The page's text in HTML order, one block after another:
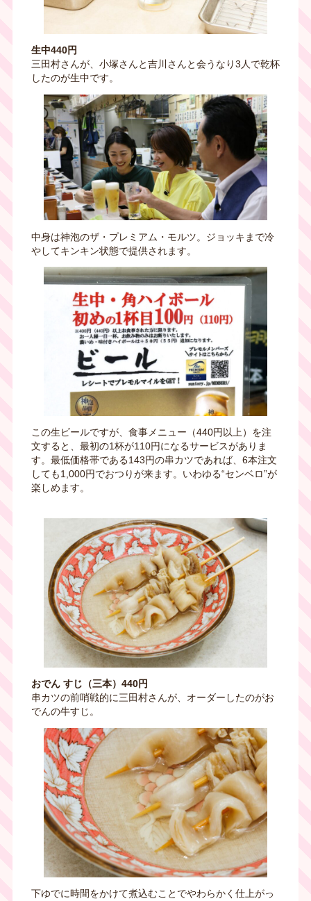
生中440円
三田村さんが、小塚さんと吉川さんと会うなり3人で乾杯
したのが生中です。
中身は神泡のザ・プレミアム・モルツ。ジョッキまで冷
やしてキンキン状態で提供されます。
この生ビールですが、 食事メニュー（440円以上）を注
文すると、最初の1杯が110円になるサービスがありま
す。 最低価格帯である143円の串カツであれば、 6本注文
しても1,000円でおつりが来ます。いわゆる“センベロ”が
楽しめます。
おでん すじ（三本）440円
串カツの前哨戦的に三田村さんが、オーダーしたのがお
でんの牛すじ。
下ゆでに時間をかけて煮込むことでやわらかく仕上がっ